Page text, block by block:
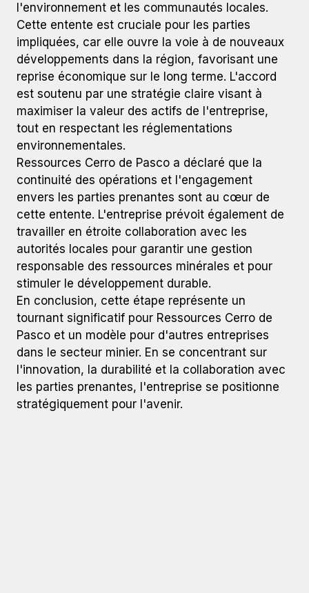
l'environnement et les communautés locales.
Cette entente est cruciale pour les parties
impliquées, car elle ouvre la voie à de nouveaux
développements dans la région, favorisant une
reprise économique sur le long terme. L'accord
est soutenu par une stratégie claire visant à
maximiser la valeur des actifs de l'entreprise,
tout en respectant les réglementations
environnementales.
Ressources Cerro de Pasco a déclaré que la
continuité des opérations et l'engagement
envers les parties prenantes sont au cœur de
cette entente. L'entreprise prévoit également de
travailler en étroite collaboration avec les
autorités locales pour garantir une gestion
responsable des ressources minérales et pour
stimuler le développement durable.
En conclusion, cette étape représente un
tournant significatif pour Ressources Cerro de
Pasco et un modèle pour d'autres entreprises
dans le secteur minier. En se concentrant sur
l'innovation, la durabilité et la collaboration avec
les parties prenantes, l'entreprise se positionne
stratégiquement pour l'avenir.